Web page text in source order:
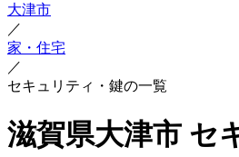
大津市
／
家・住宅
／
セキュリティ・鍵の一覧
滋賀県大津市 セ